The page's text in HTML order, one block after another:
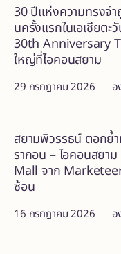
29 กรกฎาคม 2026 อ
30 ปีแห่งความทรงจ
นครั้งแรกในเอเชียต
30th Anniversary
ใหญ่ที่ไอคอนสยาม
16 กรกฎาคม 2026 อ
สยามพิวรรธน์ ตอกย้
รากอน – ไอคอนสยา
Mall จาก
ซ้อน